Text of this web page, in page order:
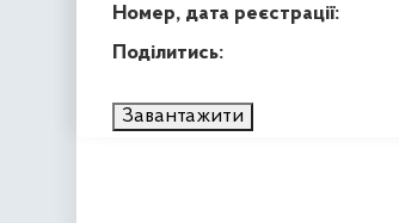
Номер, дата реєстрації:
Поділитись:
Завантажити